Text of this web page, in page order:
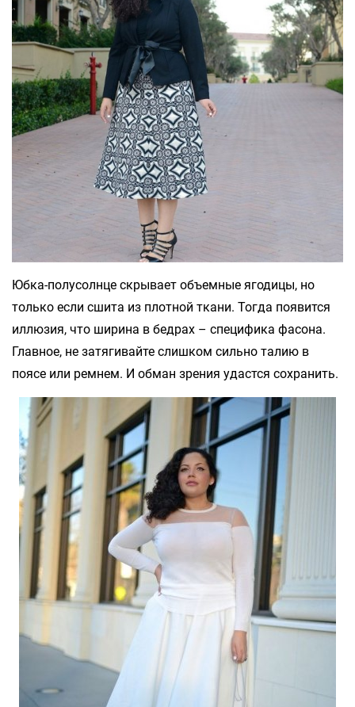
Юбка-полусолнце скрывает объемные ягодицы, но
только если сшита из плотной ткани. Тогда появится
иллюзия, что ширина в бедрах – специфика фасона.
Главное, не затягивайте слишком сильно талию в
поясе или ремнем. И обман зрения удастся сохранить.